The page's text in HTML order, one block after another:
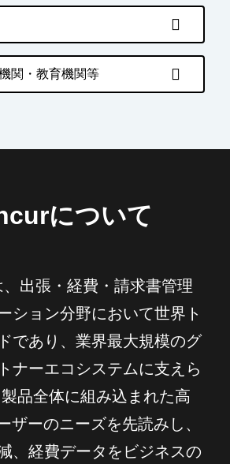
関・教育機関等
について
出張・経費・請求書管理
ション分野において世界ト
であり、業界最大規模のグ
ナーエコシステムに支えら
品全体に組み込まれた高
ザーのニーズを先読みし、
、経費データをビジネスの